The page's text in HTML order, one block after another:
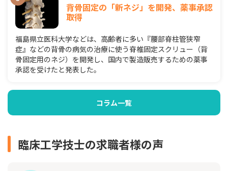
背骨固定の「新ネジ」を開発、薬事承認
取得
福島県立医科大学などは、高齢者に多い『腰部脊柱管狭窄
症』などの背骨の病気の治療に使う脊椎固定スクリュー（背
骨固定用のネジ）を開発し、国内で製造販売するための薬事
承認を受けたと発表した。
コラム一覧
臨床工学技士の求職者様の声